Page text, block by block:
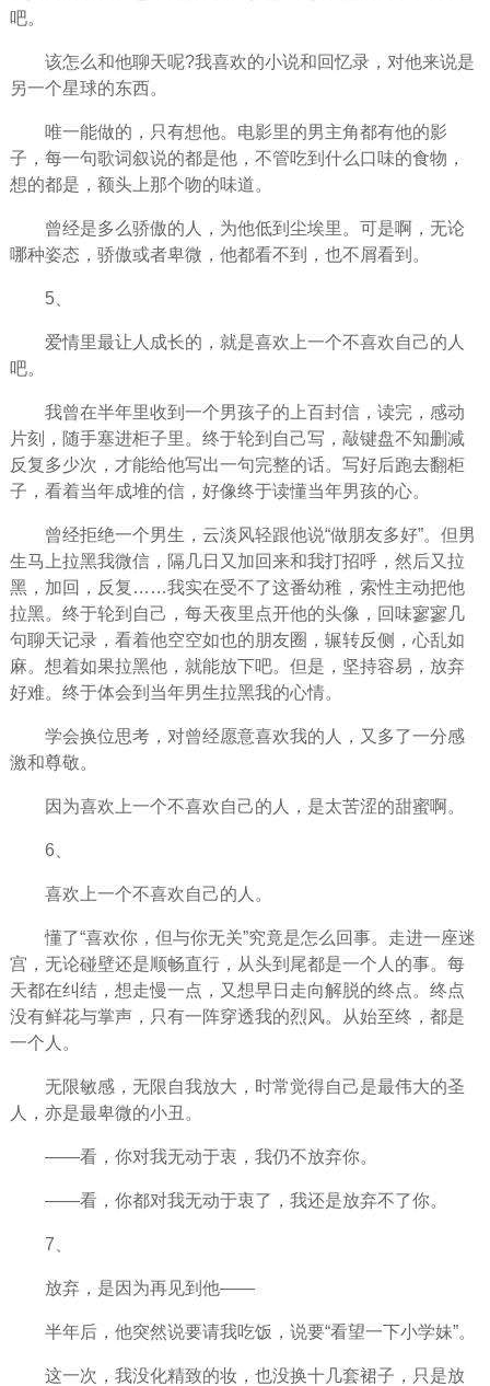
吧。
该怎么和他聊天呢?我喜欢的小说和回忆录，对他来说是
另一个星球的东西。
唯一能做的，只有想他。电影里的男主角都有他的影
子，每一句歌词叙说的都是他，不管吃到什么口味的食物，
想的都是，额头上那个吻的味道。
曾经是多么骄傲的人，为他低到尘埃里。可是啊，无论
哪种姿态，骄傲或者卑微，他都看不到，也不屑看到。
5、
爱情里最让人成长的，就是喜欢上一个不喜欢自己的人
吧。
我曾在半年里收到一个男孩子的上百封信，读完，感动
片刻，随手塞进柜子里。终于轮到自己写，敲键盘不知删减
反复多少次，才能给他写出一句完整的话。写好后跑去翻柜
子，看着当年成堆的信，好像终于读懂当年男孩的心。
曾经拒绝一个男生，云淡风轻跟他说“做朋友多好”。但男
生马上拉黑我微信，隔几日又加回来和我打招呼，然后又拉
黑，加回，反复……我实在受不了这番幼稚，索性主动把他
拉黑。终于轮到自己，每天夜里点开他的头像，回味寥寥几
句聊天记录，看着他空空如也的朋友圈，辗转反侧，心乱如
麻。想着如果拉黑他，就能放下吧。但是，坚持容易，放弃
好难。终于体会到当年男生拉黑我的心情。
学会换位思考，对曾经愿意喜欢我的人，又多了一分感
激和尊敬。
因为喜欢上一个不喜欢自己的人，是太苦涩的甜蜜啊。
6、
喜欢上一个不喜欢自己的人。
懂了“喜欢你，但与你无关”究竟是怎么回事。走进一座迷
宫，无论碰壁还是顺畅直行，从头到尾都是一个人的事。每
天都在纠结，想走慢一点，又想早日走向解脱的终点。终点
没有鲜花与掌声，只有一阵穿透我的烈风。从始至终，都是
一个人。
无限敏感，无限自我放大，时常觉得自己是最伟大的圣
人，亦是最卑微的小丑。
——看，你对我无动于衷，我仍不放弃你。
——看，你都对我无动于衷了，我还是放弃不了你。
7、
放弃，是因为再见到他——
半年后，他突然说要请我吃饭，说要“看望一下小学妹”。
这一次，我没化精致的妆，也没换十几套裙子，只是放